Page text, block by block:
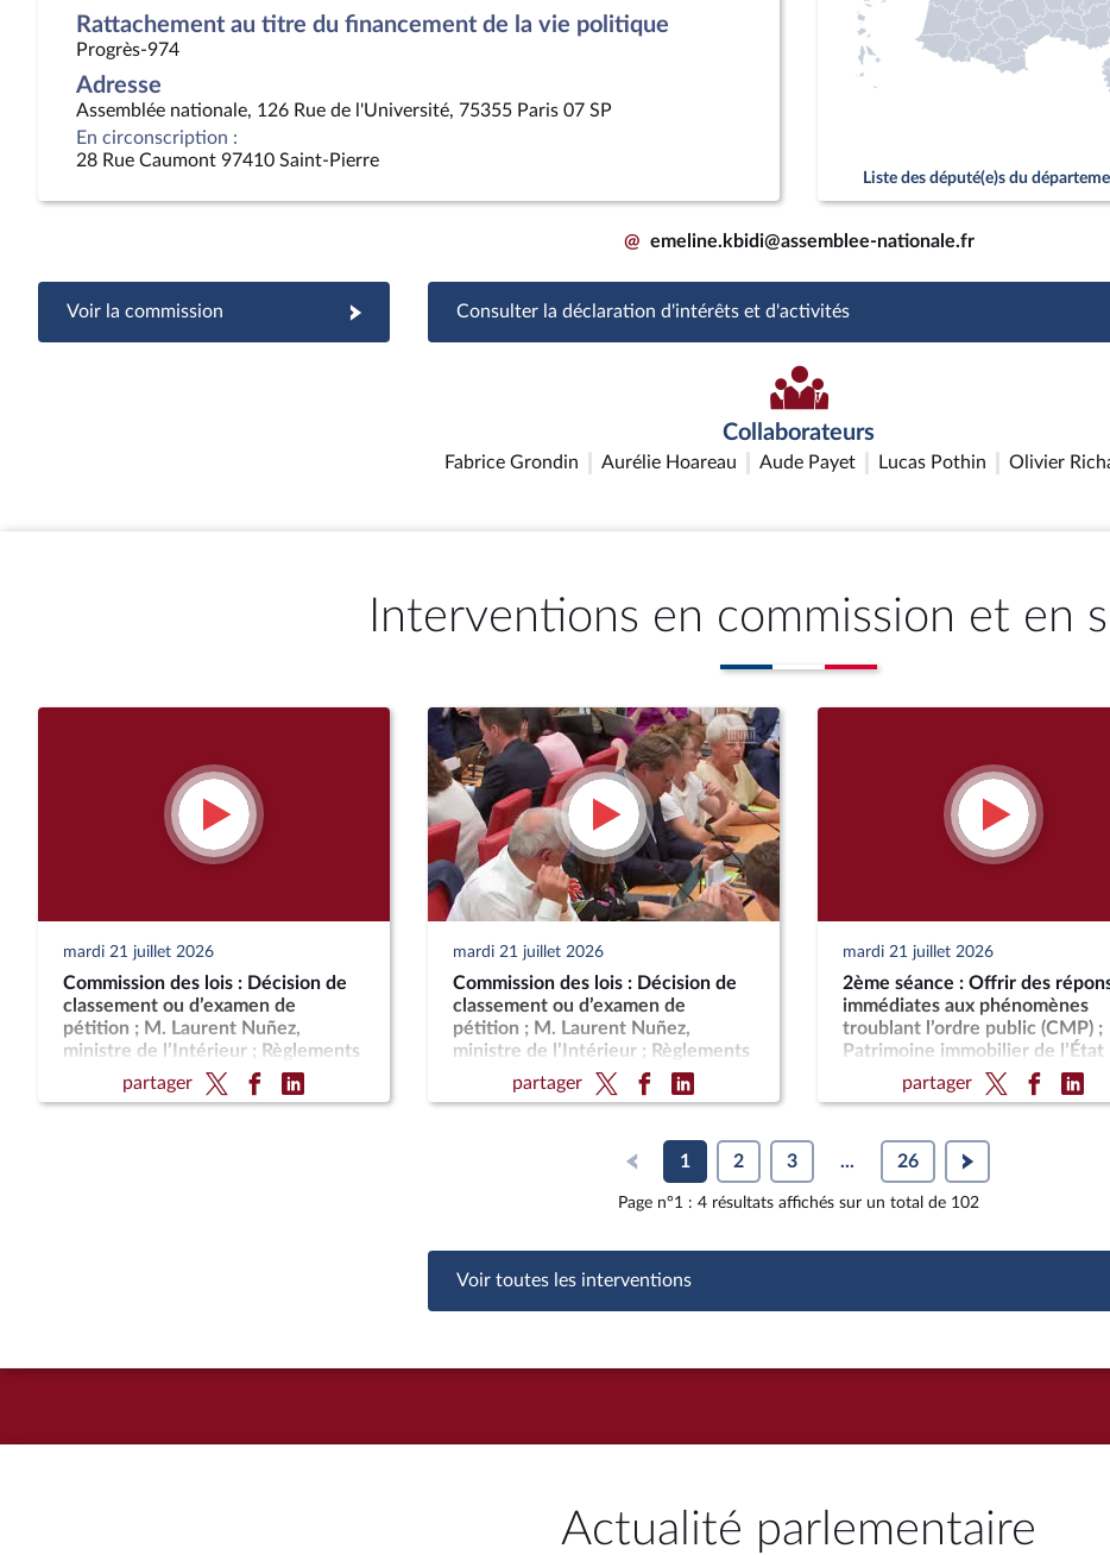
Rattachement au titre du financement de la vie politique
Progrès-974
Adresse
Assemblée nationale, 126 Rue de l'Université, 75355 Paris 07 SP
En circonscription :
28 Rue Caumont 97410 Saint-Pierre
Liste des député(e)s du
@ emeline.kbidi@assemblee-nationale.fr
Voir la commission Consulter la déclaration d'intérêts et d'activités
Collaborateurs
Fabrice Grondin Aurélie Hoareau Aude Payet Lucas Pothin Olivier
Interventions en commission et en
mardi 21 juillet 2026
Commission des lois : Décision de
classement ou d’examen de
pétition ; M. Laurent Nuñez,
ministre de l’Intérieur ; Règlements
Européenspartager
mardi 21 juillet 2026
Commission des lois : Décision de
classement ou d’examen de
pétition ; M. Laurent Nuñez,
ministre de l’Intérieur ; Règlements
Européenspartager
mardi 21 juillet 2026
2ème séance : Offrir des
immédiates aux phénomènes
troublant l’ordre public (CMP) ;
Patrimoine immobilier de l’État
partager
1 2 3 ... 26
Page n°1 : 4 résultats affichés sur un total de 102
Voir toutes les interventions
Actualité parlementaire